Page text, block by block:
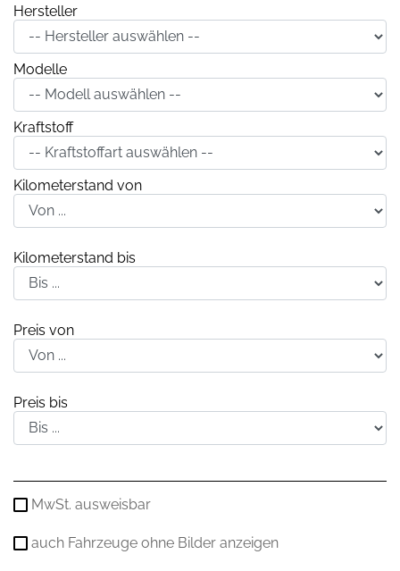
Hersteller
Modelle
Kraftstoff
Kilometerstand von
Kilometerstand bis
Preis von
Preis bis
MwSt. ausweisbar
auch Fahrzeuge ohne Bilder anzeigen